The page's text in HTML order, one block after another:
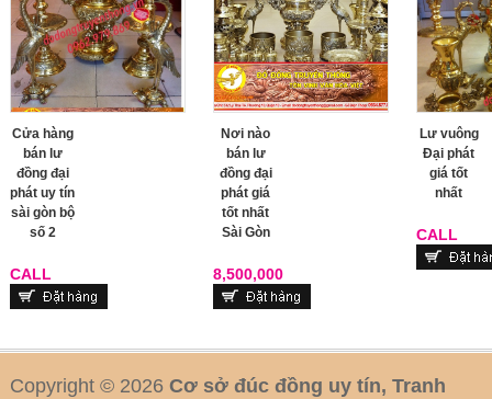
Cửa hàng
bán lư
đồng đại
phát uy tín
sài gòn bộ
số 2
CALL
Nơi nào
bán lư
đồng đại
phát giá
tốt nhất
Sài Gòn
8,500,000
Lư vuông
Đại phát
giá tốt
nhất
CALL
Copyright © 2026 Cơ sở đúc đồng uy tín, Tranh